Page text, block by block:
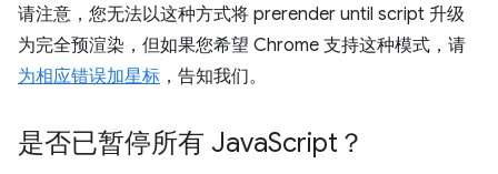
请注意，您无法以这种方式将 prerender until script 升级
为完全预渲染，但如果您希望 Chrome 支持这种模式，请
为相应错误加星标 ，告知我们。
是否已暂停所有 JavaScript？